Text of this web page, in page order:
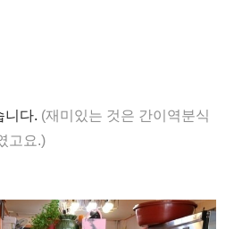
니다. (재미있는 것은 간이역분식
고요.)